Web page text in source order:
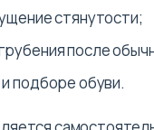
стянутости;
после
подборе обуви.